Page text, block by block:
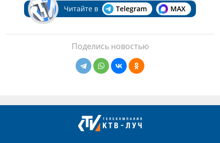
Читайте в Telegram MAX
Поделись новостью